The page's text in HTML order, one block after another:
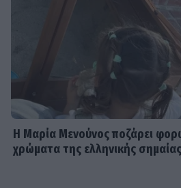
Η Μαρία Μενούνος ποζάρει
χρώματα της ελληνικής σημαίας